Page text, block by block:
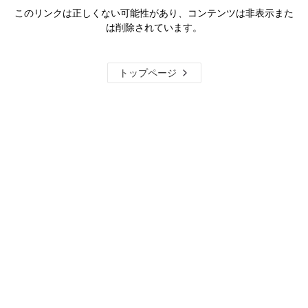
このリンクは正しくない可能性があり、コンテンツは非表示また
は削除されています。
トップページ